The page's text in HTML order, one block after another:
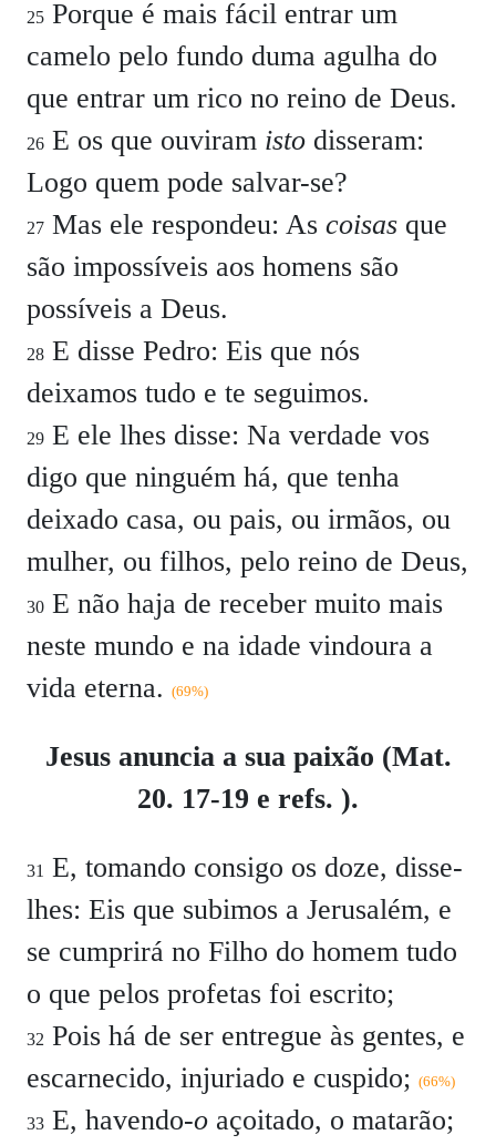
25 Porque é mais fácil entrar um
camelo pelo fundo duma agulha do
que entrar um rico no reino de Deus.
26 E os que ouviram isto disseram:
Logo quem pode salvar-se?
27 Mas ele respondeu: As coisas que
são impossíveis aos homens são
possíveis a Deus.
28 E disse Pedro: Eis que nós
deixamos tudo e te seguimos.
29 E ele lhes disse: Na verdade vos
digo que ninguém há, que tenha
deixado casa, ou pais, ou irmãos, ou
mulher, ou filhos, pelo reino de Deus,
30 E não haja de receber muito mais
neste mundo e na idade vindoura a
vida eterna. (69%)
Jesus anuncia a sua paixão (Mat.
20. 17-19 e refs. ).
31 E, tomando consigo os doze, disse-
lhes: Eis que subimos a Jerusalém, e
se cumprirá no Filho do homem tudo
o que pelos profetas foi escrito;
32 Pois há de ser entregue às gentes, e
escarnecido, injuriado e cuspido; (66%)
33 E, havendo-o açoitado, o matarão;